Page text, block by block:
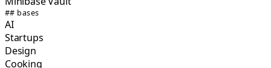
## bases
AI
Startups
Design
Cooking